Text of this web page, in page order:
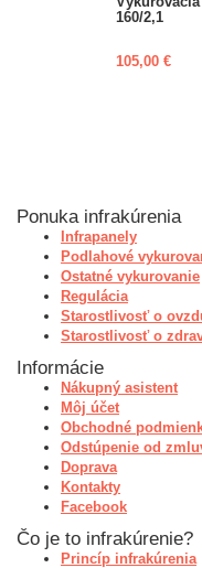
160/2,1
105,00 €
Ponuka infrakúrenia
Infrapanely
Podlahové
Ostatné vykurovanie
Regulácia
Starostlivosť o
Starostlivosť o
Informácie
Nákupný asistent
Môj účet
Obchodné
Odstúpenie od
Doprava
Kontakty
Facebook
Čo je to infrakúrenie?
Princíp infrakúrenia